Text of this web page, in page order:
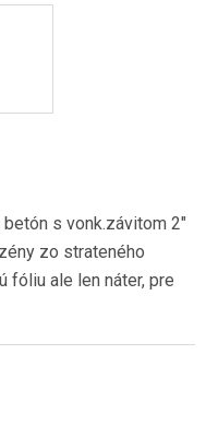
s vonk.závitom 2"
zo strateného
fóliu ale len náter, pre